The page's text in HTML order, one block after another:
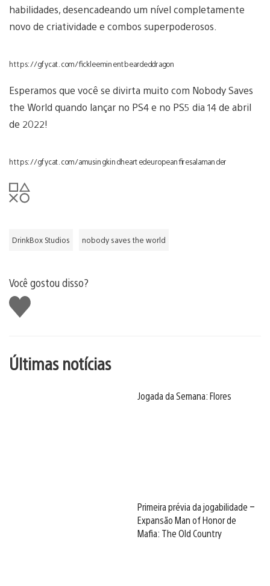
habilidades, desencadeando um nível completamente
novo de criatividade e combos superpoderosos.
https://gfycat.com/fickleeminentbeardeddragon
Esperamos que você se divirta muito com Nobody Saves
the World quando lançar no PS4 e no PS5 dia 14 de abril
de 2022!
https://gfycat.com/amusingkindheartedeuropeanfiresalamander
DrinkBox Studios nobody saves the world
Você gostou disso?
Curtir
Últimas notícias
Jogada da Semana: Flores
Primeira prévia da jogabilidade –
Expansão Man of Honor de
Mafia: The Old Country